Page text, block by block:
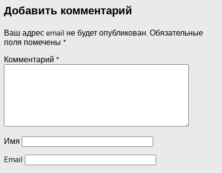
Добавить комментарий
Ваш адрес email не будет опубликован. Обязательные
поля помечены *
Комментарий *
Имя
Email